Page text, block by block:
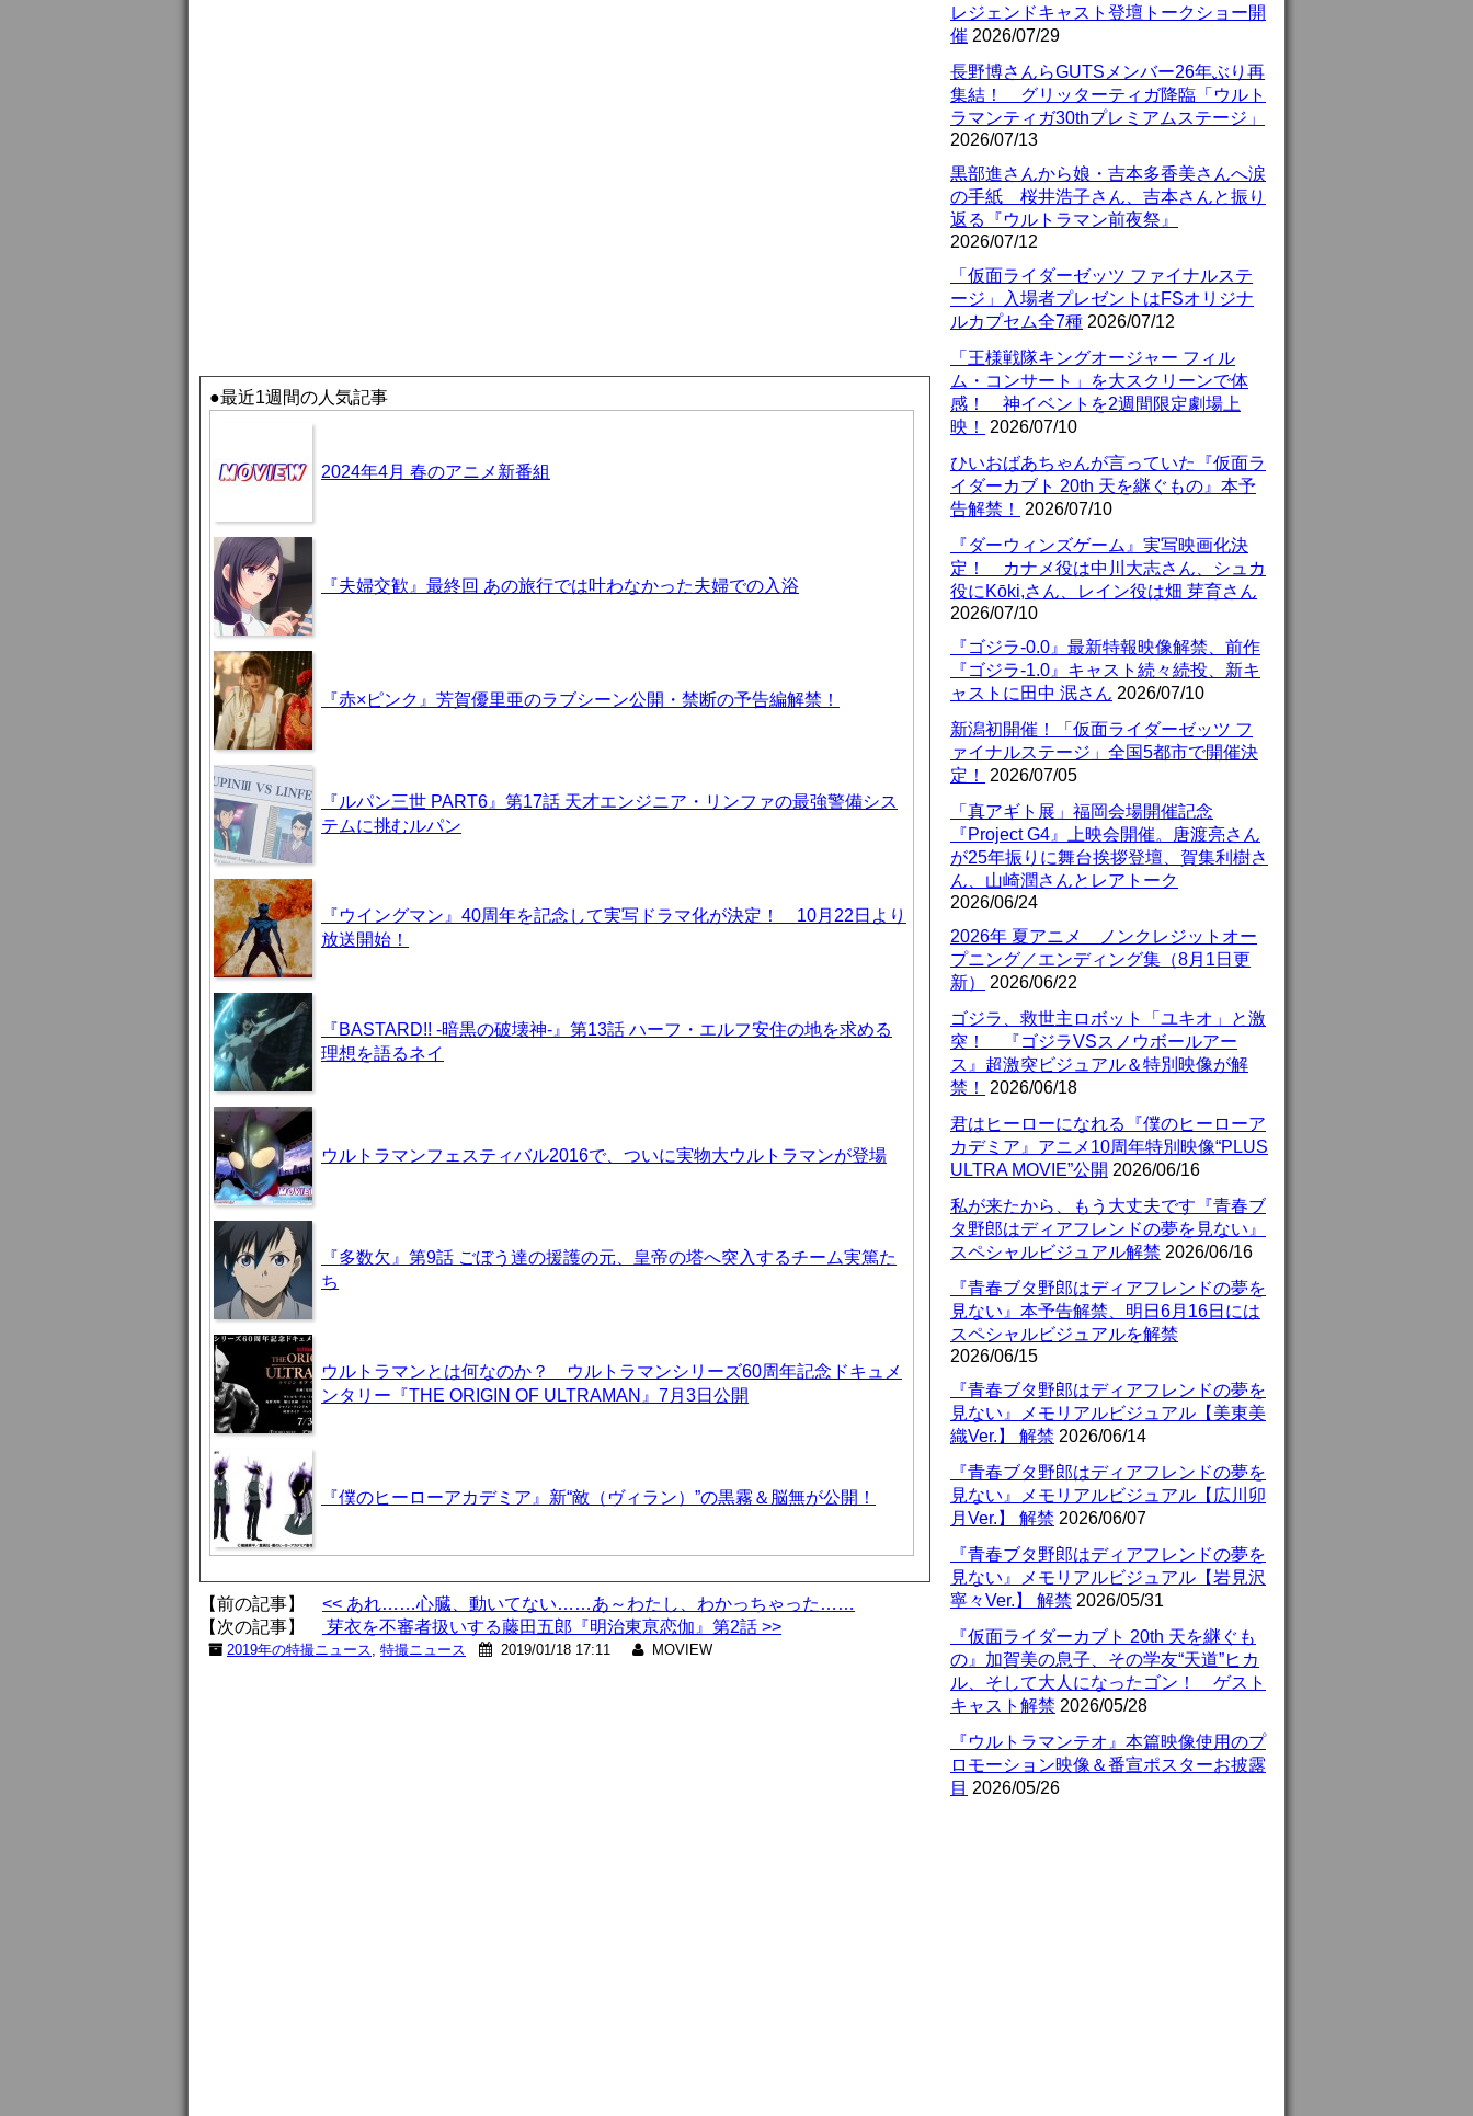
●最近1週間の人気記事
2024年4月 春のアニメ新番組
『夫婦交歓』最終回 あの旅行では叶わなかった夫婦での入浴
『赤×ピンク』芳賀優里亜のラブシーン公開・禁断の予告編解禁！
『ルパン三世 PART6』第17話 天才エンジニア・リンファの最強警備シス
テムに挑むルパン
『ウイングマン』40周年を記念して実写ドラマ化が決定！ 10月22日より
放送開始！
『BASTARD!! -暗黒の破壊神-』第13話 ハーフ・エルフ安住の地を求める
理想を語るネイ
ウルトラマンフェスティバル2016で、ついに実物大ウルトラマンが登場
『多数欠』第9話 ごぼう達の援護の元、皇帝の塔へ突入するチーム実篤た
ち
ウルトラマンとは何なのか？ ウルトラマンシリーズ60周年記念ドキュメ
ンタリー『THE ORIGIN OF ULTRAMAN』7月3日公開
『僕のヒーローアカデミア』新“敵（ヴィラン）”の黒霧＆脳無が公開！
【前の記事】 << あれ……心臓、動いてない……あ～わたし、わかっちゃった……
【次の記事】
芽衣を不審者扱いする藤田五郎『明治東亰恋伽』第2話 >>
2019年の特撮ニュース, 特撮ニュース 2019/01/18 17:11 MOVIEW
レジェンドキャスト登壇トークショー開
催 2026/07/29
長野博さんらGUTSメンバー26年ぶり再
集結！ グリッターティガ降臨「ウルト
ラマンティガ30thプレミアムステージ」
2026/07/13
黒部進さんから娘・吉本多香美さんへ涙
の手紙 桜井浩子さん、吉本さんと振り
返る『ウルトラマン前夜祭』
2026/07/12
「仮面ライダーゼッツ ファイナルステ
ージ」入場者プレゼントはFSオリジナ
ルカプセム全7種 2026/07/12
「王様戦隊キングオージャー フィル
ム・コンサート」を大スクリーンで体
感！ 神イベントを2週間限定劇場上
映！
2026/07/10
ひいおばあちゃんが言っていた『仮面ラ
イダーカブト 20th 天を継ぐもの』本予
告解禁！
2026/07/10
『ダーウィンズゲーム』実写映画化決
定！ カナメ役は中川大志さん、シュカ
役にKōki,さん、レイン役は畑 芽育さん
2026/07/10
『ゴジラ-0.0』最新特報映像解禁、前作
『ゴジラ-1.0』キャスト続々続投、新キ
ャストに田中 泯さん 2026/07/10
新潟初開催！「仮面ライダーゼッツ フ
ァイナルステージ」全国5都市で開催決
定！
2026/07/05
「真アギト展」福岡会場開催記念
『Project G4』上映会開催。唐渡亮さん
が25年振りに舞台挨拶登壇、賀集利樹さ
ん、山崎潤さんとレアトーク
2026/06/24
2026年 夏アニメ ノンクレジットオー
プニング／エンディング集（8月1日更
新）
2026/06/22
ゴジラ、救世主ロボット「ユキオ」と激
突！ 『ゴジラVSスノウボールアー
ス』超激突ビジュアル＆特別映像が解
禁！
2026/06/18
君はヒーローになれる『僕のヒーローア
カデミア』アニメ10周年特別映像“PLUS
ULTRA MOVIE”公開 2026/06/16
私が来たから、もう大丈夫です『青春ブ
タ野郎はディアフレンドの夢を見ない』
スペシャルビジュアル解禁 2026/06/16
『青春ブタ野郎はディアフレンドの夢を
見ない』本予告解禁、明日6月16日には
スペシャルビジュアルを解禁
2026/06/15
『青春ブタ野郎はディアフレンドの夢を
見ない』メモリアルビジュアル【美東美
織Ver.】 解禁 2026/06/14
『青春ブタ野郎はディアフレンドの夢を
見ない』メモリアルビジュアル【広川卯
月Ver.】 解禁 2026/06/07
『青春ブタ野郎はディアフレンドの夢を
見ない』メモリアルビジュアル【岩見沢
寧々Ver.】 解禁 2026/05/31
『仮面ライダーカブト 20th 天を継ぐも
の』加賀美の息子、その学友“天道”ヒカ
ル、そして大人になったゴン！ ゲスト
キャスト解禁 2026/05/28
『ウルトラマンテオ』本篇映像使用のプ
ロモーション映像＆番宣ポスターお披露
目 2026/05/26